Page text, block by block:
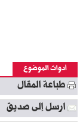
أدوات الموضوع
طباعة المقال
ارسل إلى صديق